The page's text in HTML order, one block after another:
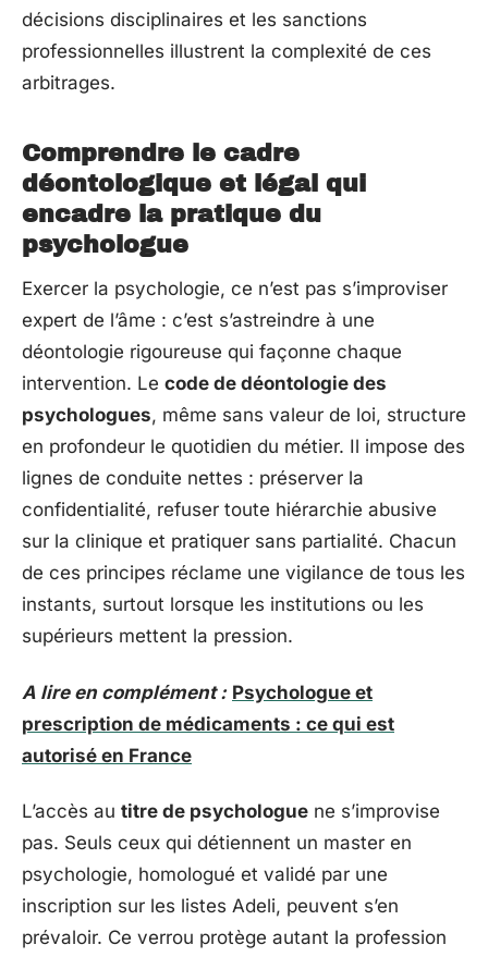
décisions disciplinaires et les sanctions
professionnelles illustrent la complexité de ces
arbitrages.
Comprendre le cadre
déontologique et légal qui
encadre la pratique du
psychologue
Exercer la psychologie, ce n’est pas s’improviser
expert de l’âme : c’est s’astreindre à une
déontologie rigoureuse qui façonne chaque
intervention. Le code de déontologie des
psychologues, même sans valeur de loi, structure
en profondeur le quotidien du métier. Il impose des
lignes de conduite nettes : préserver la
confidentialité, refuser toute hiérarchie abusive
sur la clinique et pratiquer sans partialité. Chacun
de ces principes réclame une vigilance de tous les
instants, surtout lorsque les institutions ou les
supérieurs mettent la pression.
A lire en complément : Psychologue et
prescription de médicaments : ce qui est
autorisé en France
L’accès au titre de psychologue ne s’improvise
pas. Seuls ceux qui détiennent un master en
psychologie, homologué et validé par une
inscription sur les listes Adeli, peuvent s’en
prévaloir. Ce verrou protège autant la profession